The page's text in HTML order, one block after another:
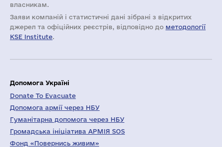
власникам.
Заяви компаній i статистичні дані зібрані з відкритих
джерел та офіційних реєстрів, відповідно до методології
KSE Institute.
Допомога Україні
Donate To Evacuate
Допомога армії через НБУ
Гуманітарна допомога через НБУ
Громадська ініціатива АРМІЯ SOS
Фонд «Повернись живим»